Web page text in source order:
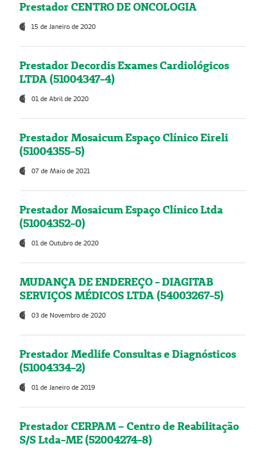
Prestador CENTRO DE ONCOLOGIA
15 de Janeiro de 2020
Prestador Decordis Exames Cardiológicos
LTDA (51004347-4)
01 de Abril de 2020
Prestador Mosaicum Espaço Clínico Eireli
(51004355-5)
07 de Maio de 2021
Prestador Mosaicum Espaço Clínico Ltda
(51004352-0)
01 de Outubro de 2020
MUDANÇA DE ENDEREÇO - DIAGITAB
SERVIÇOS MÉDICOS LTDA (54003267-5)
03 de Novembro de 2020
Prestador Medlife Consultas e Diagnósticos
(51004334-2)
01 de Janeiro de 2019
Prestador CERPAM – Centro de Reabilitação
S/S Ltda-ME (52004274-8)